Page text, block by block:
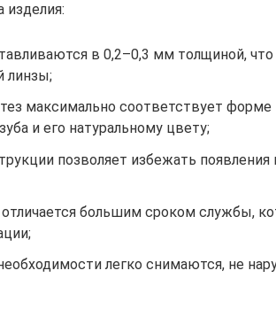
изделия:
в 0,2–0,3 мм толщиной,
линзы;
максимально соответствует
и его натуральному цвету;
позволяет избежать появления
большим сроком службы,
легко снимаются, не